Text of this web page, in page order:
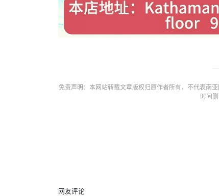
免责声明：本网站转载文章版权归原作者所有，不代表南
时间
网友评论